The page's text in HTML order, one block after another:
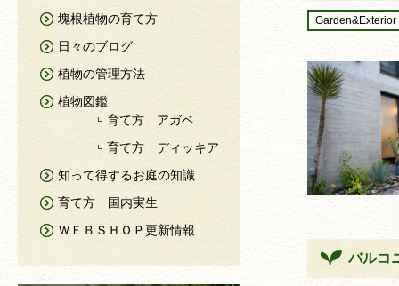
Garden&Exterior
バルコ
塊根植物の育て方
日々のブログ
植物の管理方法
植物図鑑
育て方 アガベ
育て方 ディッキア
知って得するお庭の知識
育て方 国内実生
ＷＥＢＳＨＯＰ更新情報